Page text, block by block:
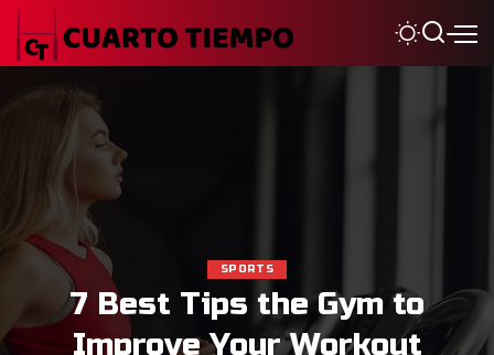
SWIMMING
Fitness & Aquatic Center
Swim Club and Lessons